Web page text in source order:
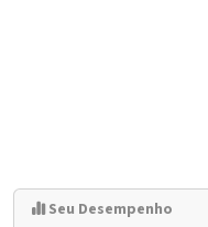
Seu Desempenho